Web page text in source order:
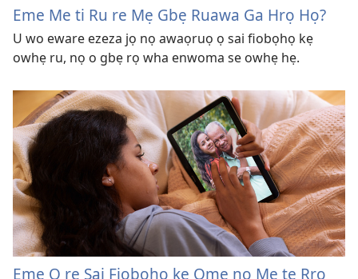
Eme Me ti Ru re Mẹ Gbẹ Ruawa Ga Hrọ Họ?
U wo eware ezeza jọ nọ awaọruọ ọ sai fiobọhọ kẹ
owhẹ ru, nọ o gbẹ rọ wha enwoma se owhẹ hẹ.
Eme O rẹ Sai Fiobọhọ kẹ Omẹ nọ Mẹ tẹ Rrọ